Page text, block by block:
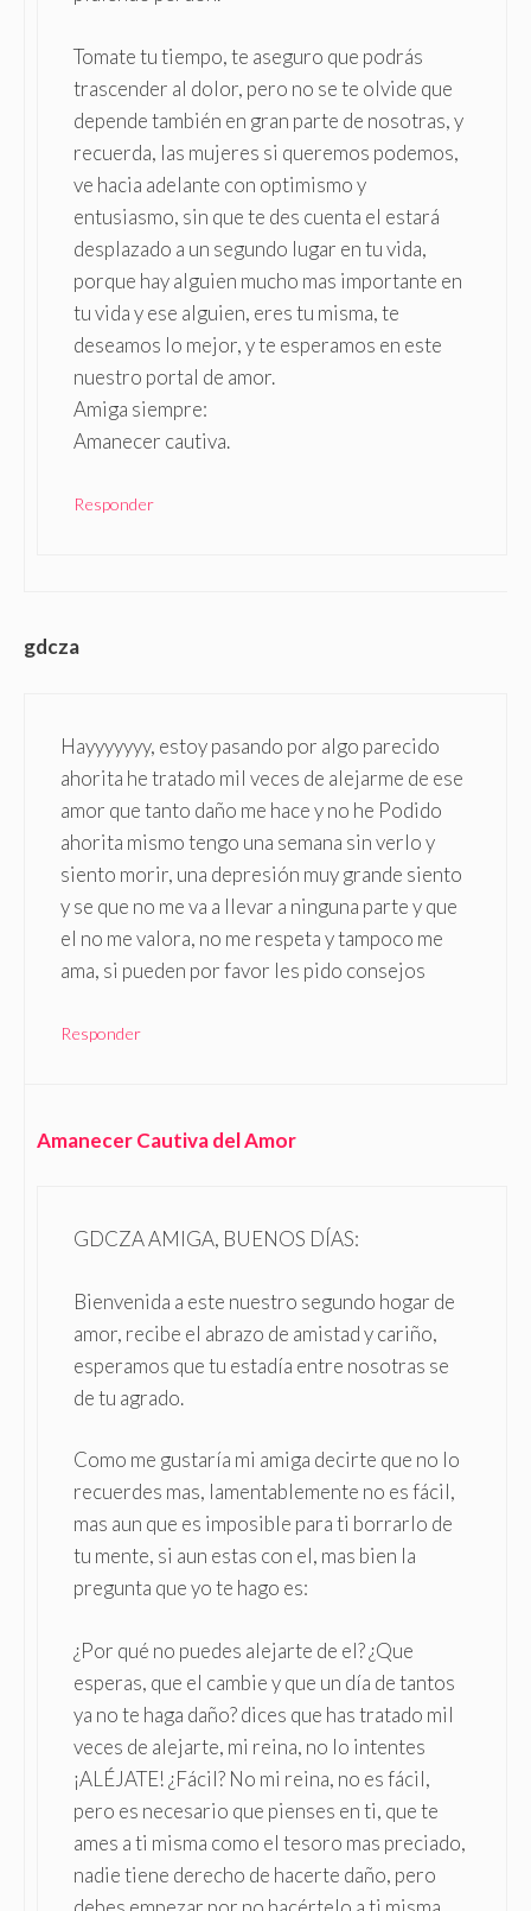
Tomate tu tiempo, te aseguro que podrás
trascender al dolor, pero no se te olvide que
depende también en gran parte de nosotras, y
recuerda, las mujeres si queremos podemos,
ve hacia adelante con optimismo y
entusiasmo, sin que te des cuenta el estará
desplazado a un segundo lugar en tu vida,
porque hay alguien mucho mas importante en
tu vida y ese alguien, eres tu misma, te
deseamos lo mejor, y te esperamos en este
nuestro portal de amor.
Amiga siempre:
Amanecer cautiva.
Responder
gdcza
Hayyyyyyy, estoy pasando por algo parecido
ahorita he tratado mil veces de alejarme de ese
amor que tanto daño me hace y no he Podido
ahorita mismo tengo una semana sin verlo y
siento morir, una depresión muy grande siento
y se que no me va a llevar a ninguna parte y que
el no me valora, no me respeta y tampoco me
ama, si pueden por favor les pido consejos
Responder
Amanecer Cautiva del Amor
GDCZA AMIGA, BUENOS DÍAS:
Bienvenida a este nuestro segundo hogar de
amor, recibe el abrazo de amistad y cariño,
esperamos que tu estadía entre nosotras se
de tu agrado.
Como me gustaría mi amiga decirte que no lo
recuerdes mas, lamentablemente no es fácil,
mas aun que es imposible para ti borrarlo de
tu mente, si aun estas con el, mas bien la
pregunta que yo te hago es:
¿Por qué no puedes alejarte de el? ¿Que
esperas, que el cambie y que un día de tantos
ya no te haga daño? dices que has tratado mil
veces de alejarte, mi reina, no lo intentes
¡ALÉJATE! ¿Fácil? No mi reina, no es fácil,
pero es necesario que pienses en ti, que te
ames a ti misma como el tesoro mas preciado,
nadie tiene derecho de hacerte daño, pero